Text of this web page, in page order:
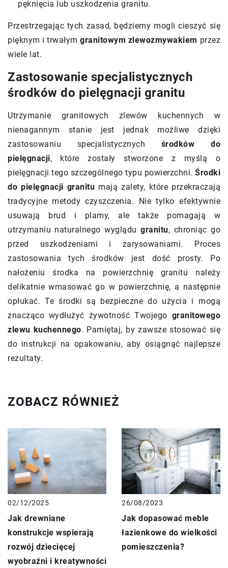
pęknięcia lub uszkodzenia granitu.
Przestrzegając tych zasad, będziemy mogli cieszyć się
pięknym i trwałymgranitowym zlewozmywakiem przez
wiele lat.
Zastosowanie specjalistycznych
środków do pielęgnacji granitu
Utrzymanie granitowych zlewów kuchennych w
nienagannym stanie jest jednak możliwe dzięki
zastosowaniu specjalistycznych środków do
pielęgnacji, które zostały stworzone z myślą o
pielęgnacji tego szczególnego typu powierzchni. Środki
do pielęgnacji granitu mają zalety, które przekraczają
tradycyjne metody czyszczenia. Nie tylko efektywnie
usuwają brud i plamy, ale także pomagają w
utrzymaniu naturalnego wyglądugranitu, chroniąc go
przed uszkodzeniami i zarysowaniami. Proces
zastosowania tych środków jest dość prosty. Po
nałożeniu środka na powierzchnię granitu należy
delikatnie wmasować go w powierzchnię, a następnie
opłukać. Te środki są bezpieczne do użycia i mogą
znacząco wydłużyć żywotność Twojego granitowego
zlewu kuchennego. Pamiętaj, by zawsze stosować się
do instrukcji na opakowaniu, aby osiągnąć najlepsze
rezultaty.
ZOBACZ RÓWNIEŻ
02/12/2025
Jak drewniane
konstrukcje wspierają
rozwój dziecięcej
wyobraźni i kreatywności
26/08/2023
Jak dopasować meble
łazienkowe do wielkości
pomieszczenia?